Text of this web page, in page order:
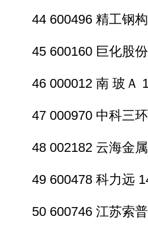
44 600496 精工钢构
45 600160 巨化股份
46 000012 南 玻Ａ
47 000970 中科三环
48 002182 云海金属
49 600478 科力远
50 600746 江苏索普